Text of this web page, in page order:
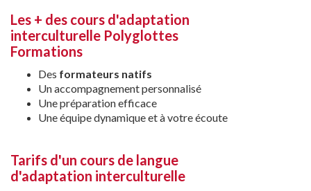
Les + des cours d'adaptation
interculturelle Polyglottes
Formations
Des formateurs natifs
Un accompagnement personnalisé
Une préparation efficace
Une équipe dynamique et à votre écoute
Tarifs d'un cours de langue
d'adaptation interculturelle